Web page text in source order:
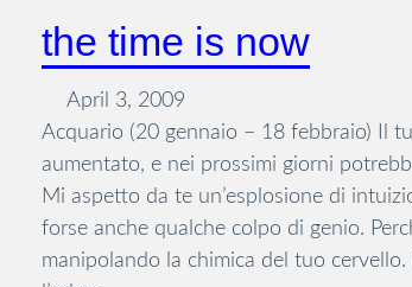
the time is now
April 3, 2009
Acquario (20 gennaio – 18 febbraio) Il
aumentato, e nei prossimi giorni
Mi aspetto da te un’esplosione di
forse anche qualche colpo di genio.
manipolando la chimica del tuo